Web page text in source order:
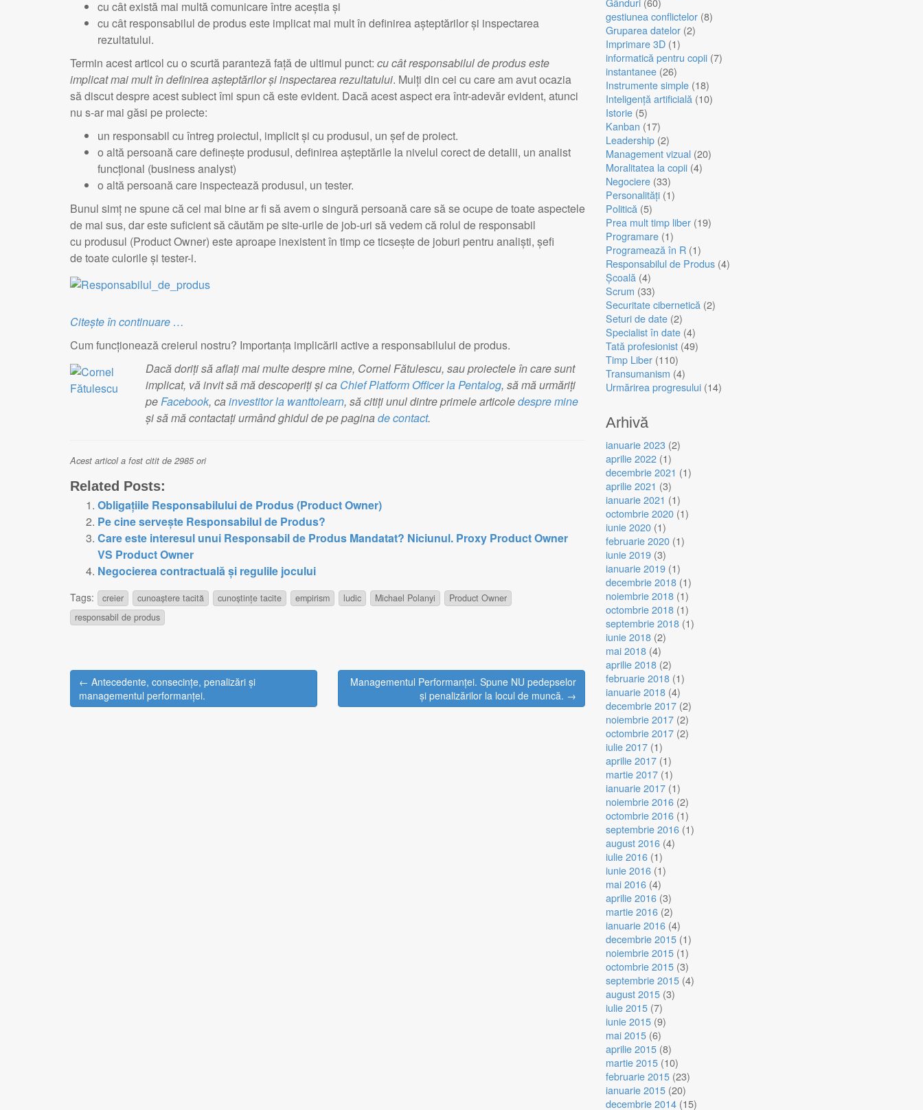
cu cât există mai multă comunicare între aceștia și
cu cât responsabilul de produs este implicat mai mult în definirea așteptărilor și inspectarea
rezultatului.
Termin acest articol cu o scurtă paranteză față de ultimul punct: cu cât responsabilul de produs este
implicat mai mult în definirea așteptărilor și inspectarea rezultatului. Mulți din cei cu care am avut ocazia
să discut despre acest subiect îmi spun că este evident. Dacă acest aspect era într-adevăr evident, atunci
nu s-ar mai găsi pe proiecte:
un responsabil cu întreg proiectul, implicit și cu produsul, un șef de proiect.
o altă persoană care definește produsul, definirea așteptările la nivelul corect de detalii, un analist
funcțional (business analyst)
o altă persoană care inspectează produsul, un tester.
Bunul simț ne spune că cel mai bine ar fi să avem o singură persoană care să se ocupe de toate aspectele
de mai sus, dar este suficient să căutăm pe site-urile de job-uri să vedem că rolul de responsabil
cu produsul (Product Owner) este aproape inexistent în timp ce ticsește de joburi pentru analiști, șefi
de toate culorile și tester-i.
Citește în continuare …
Cum funcționează creierul nostru? Importanța implicării active a responsabilului de produs.
Dacă doriți să aflați mai multe despre mine, Cornel Fătulescu, sau proiectele în care sunt
implicat, vă invit să mă descoperiți și ca Chief Platform Officer la Pentalog, să mă urmăriți
peFacebook, cainvestitor la wanttolearn, să citiți unul dintre primele articoledespre mine
și să mă contactați urmând ghidul de pe paginade contact.
Acest articol a fost citit de 2985 ori
Related Posts:
Obligațiile Responsabilului de Produs (Product Owner)
Pe cine servește Responsabilul de Produs?
Care este interesul unui Responsabil de Produs Mandatat? Niciunul. Proxy Product Owner
VS Product Owner
Negocierea contractuală și regulile jocului
Tags: creier cunoaștere tacită cunoștințe tacite empirism ludic Michael Polanyi
Product Owner
responsabil de produs
Post navigation
← Antecedente, consecințe, penalizări și
managementul performanței.
Managementul Performanței. Spune NU pedepselor
și penalizărilor la locul de muncă. →
gestiunea conflictelor (8)
Gruparea datelor (2)
Imprimare 3D (1)
informatică pentru copii (7)
instantanee (26)
Instrumente simple (18)
Inteligență artificială (10)
Istorie (5)
Kanban (17)
Leadership (2)
Management vizual (20)
Moralitatea la copii (4)
Negociere (33)
Personalități (1)
Politică (5)
Prea mult timp liber (19)
Programare (1)
Programează în R (1)
Responsabilul de Produs (4)
Școală (4)
Scrum (33)
Securitate cibernetică (2)
Seturi de date (2)
Specialist în date (4)
Tată profesionist (49)
Timp Liber (110)
Transumanism (4)
Urmărirea progresului (14)
Arhivă
ianuarie 2023 (2)
aprilie 2022 (1)
decembrie 2021 (1)
aprilie 2021 (3)
ianuarie 2021 (1)
octombrie 2020 (1)
iunie 2020 (1)
februarie 2020 (1)
iunie 2019 (3)
ianuarie 2019 (1)
decembrie 2018 (1)
noiembrie 2018 (1)
octombrie 2018 (1)
septembrie 2018 (1)
iunie 2018 (2)
mai 2018 (4)
aprilie 2018 (2)
februarie 2018 (1)
ianuarie 2018 (4)
decembrie 2017 (2)
noiembrie 2017 (2)
octombrie 2017 (2)
iulie 2017 (1)
aprilie 2017 (1)
martie 2017 (1)
ianuarie 2017 (1)
noiembrie 2016 (2)
octombrie 2016 (1)
septembrie 2016 (1)
august 2016 (4)
iulie 2016 (1)
iunie 2016 (1)
mai 2016 (4)
aprilie 2016 (3)
martie 2016 (2)
ianuarie 2016 (4)
decembrie 2015 (1)
noiembrie 2015 (1)
octombrie 2015 (3)
septembrie 2015 (4)
august 2015 (3)
iulie 2015 (7)
iunie 2015 (9)
mai 2015 (6)
aprilie 2015 (8)
martie 2015 (10)
februarie 2015 (23)
ianuarie 2015 (20)
decembrie 2014 (15)